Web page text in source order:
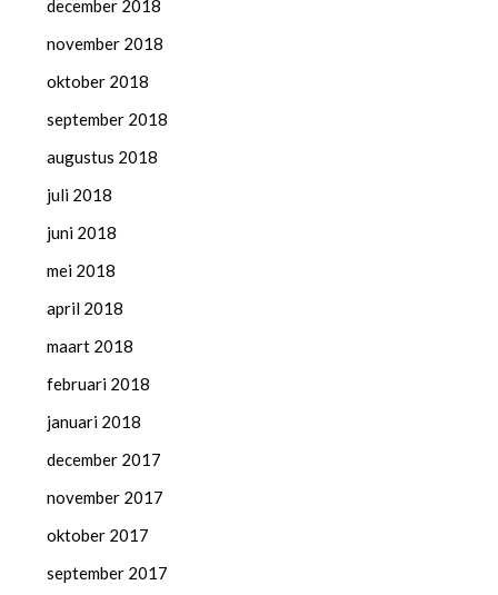
december 2018
november 2018
oktober 2018
september 2018
augustus 2018
juli 2018
juni 2018
mei 2018
april 2018
maart 2018
februari 2018
januari 2018
december 2017
november 2017
oktober 2017
september 2017